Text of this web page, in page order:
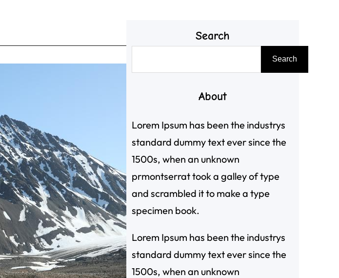
Search
尋
Search
About
Lorem Ipsum has been the industrys
standard dummy text ever since the
1500s, when an unknown
prmontserrat took a galley of type
and scrambled it to make a type
specimen book.
Lorem Ipsum has been the industrys
standard dummy text ever since the
1500s, when an unknown